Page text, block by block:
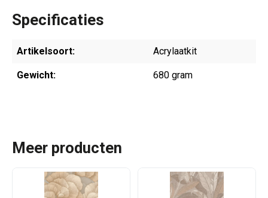
Specificaties
Artikelsoort: Acrylaatkit
Gewicht: 680 gram
Meer producten